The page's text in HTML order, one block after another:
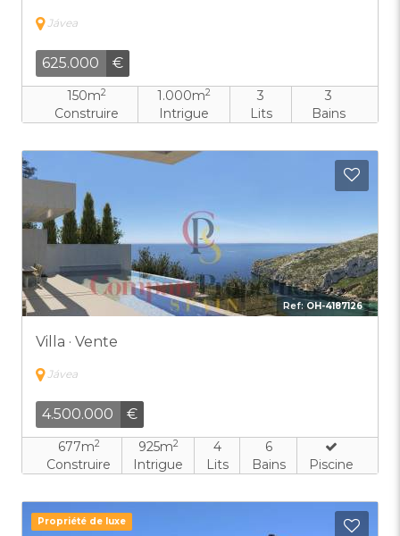
Jávea
625.000 €
150m2
Construire
1.000m2
Intrigue
3
Lits
3
Bains
Ref:OH-4187126
Villa · Vente
Jávea
4.500.000 €
677m2
Construire
925m2
Intrigue
4
Lits
6
Bains
Piscine
Propriété de luxe